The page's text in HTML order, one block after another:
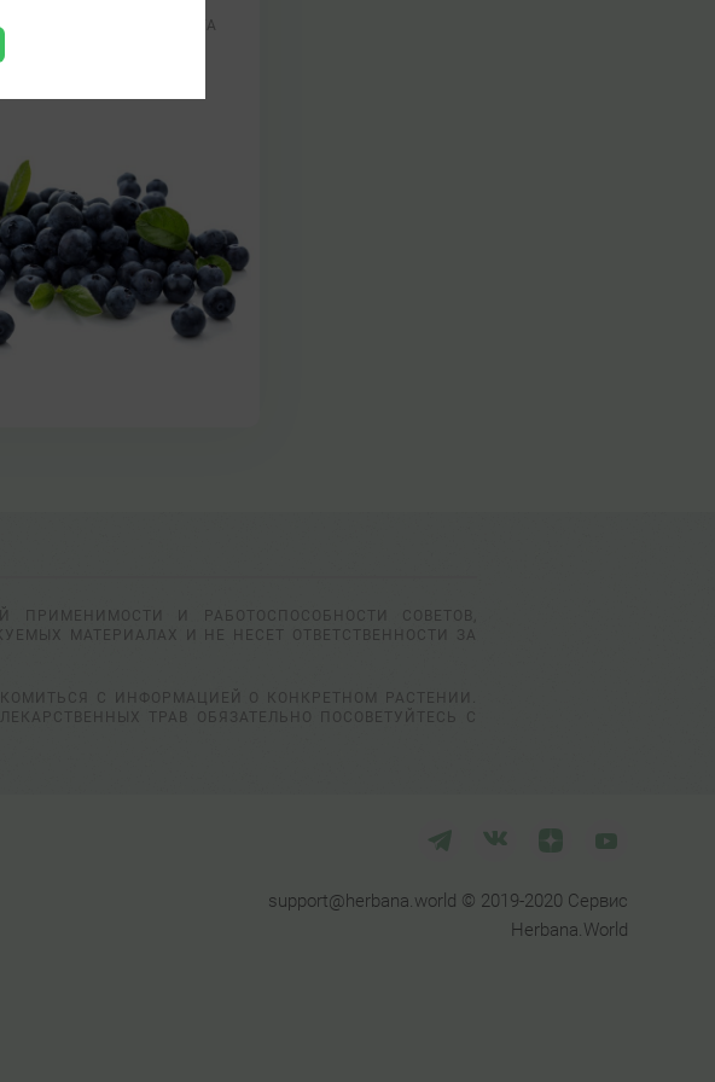
ЧЕРНЕЦ, ЧЕРНЕГА
И РАБОТОСПОСОБНОСТИ СОВЕТОВ,
МАТЕРИАЛАХ И НЕ НЕСЕТ ОТВЕТСТВЕННОСТИ ЗА
С ИНФОРМАЦИЕЙ О КОНКРЕТНОМ РАСТЕНИИ.
ТРАВ ОБЯЗАТЕЛЬНО ПОСОВЕТУЙТЕСЬ С
support@herbana.world © 2019-2020 Сервис
Herbana.World